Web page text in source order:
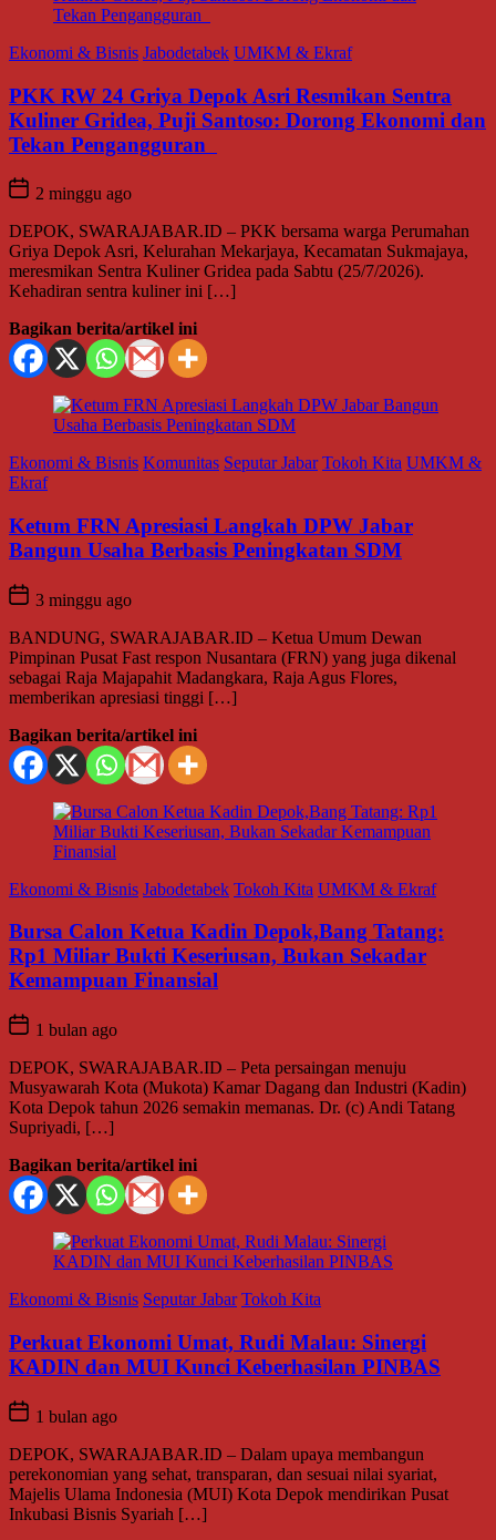
Ekonomi & Bisnis Jabodetabek UMKM & Ekraf
PKK RW 24 Griya Depok Asri Resmikan Sentra
Kuliner Gridea, Puji Santoso: Dorong Ekonomi dan
Tekan Pengangguran
2 minggu ago
DEPOK, SWARAJABAR.ID – PKK bersama warga Perumahan
Griya Depok Asri, Kelurahan Mekarjaya, Kecamatan Sukmajaya,
meresmikan Sentra Kuliner Gridea pada Sabtu (25/7/2026).
Kehadiran sentra kuliner ini […]
Bagikan berita/artikel ini
Ekonomi & Bisnis Komunitas Seputar Jabar Tokoh Kita UMKM &
Ekraf
Ketum FRN Apresiasi Langkah DPW Jabar
Bangun Usaha Berbasis Peningkatan SDM
3 minggu ago
BANDUNG, SWARAJABAR.ID – Ketua Umum Dewan
Pimpinan Pusat Fast respon Nusantara (FRN) yang juga dikenal
sebagai Raja Majapahit Madangkara, Raja Agus Flores,
memberikan apresiasi tinggi […]
Bagikan berita/artikel ini
Ekonomi & Bisnis Jabodetabek Tokoh Kita UMKM & Ekraf
Bursa Calon Ketua Kadin Depok,Bang Tatang:
Rp1 Miliar Bukti Keseriusan, Bukan Sekadar
Kemampuan Finansial
1 bulan ago
DEPOK, SWARAJABAR.ID – Peta persaingan menuju
Musyawarah Kota (Mukota) Kamar Dagang dan Industri (Kadin)
Kota Depok tahun 2026 semakin memanas. Dr. (c) Andi Tatang
Supriyadi, […]
Bagikan berita/artikel ini
Ekonomi & Bisnis Seputar Jabar Tokoh Kita
Perkuat Ekonomi Umat, Rudi Malau: Sinergi
KADIN dan MUI Kunci Keberhasilan PINBAS
1 bulan ago
DEPOK, SWARAJABAR.ID – Dalam upaya membangun
perekonomian yang sehat, transparan, dan sesuai nilai syariat,
Majelis Ulama Indonesia (MUI) Kota Depok mendirikan Pusat
Inkubasi Bisnis Syariah […]